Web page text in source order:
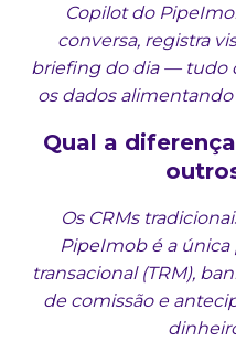
Copilot do
conversa, registra
briefing do dia — tudo
os dados
Qual a
Os CRMs
PipeImob é a
transacional (TRM),
de comissão e